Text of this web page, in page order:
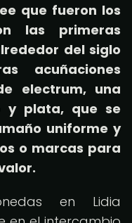
que fueron los
las primeras
del siglo
acuñaciones
electrum, una
y plata, que se
uniforme y
o marcas para
en Lidia